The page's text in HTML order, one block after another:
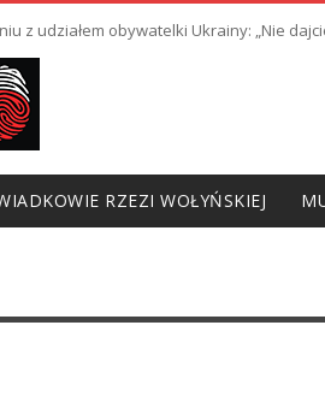
z udziałem obywatelki Ukrainy: „Nie
RZEZI WOŁYŃSKIEJ